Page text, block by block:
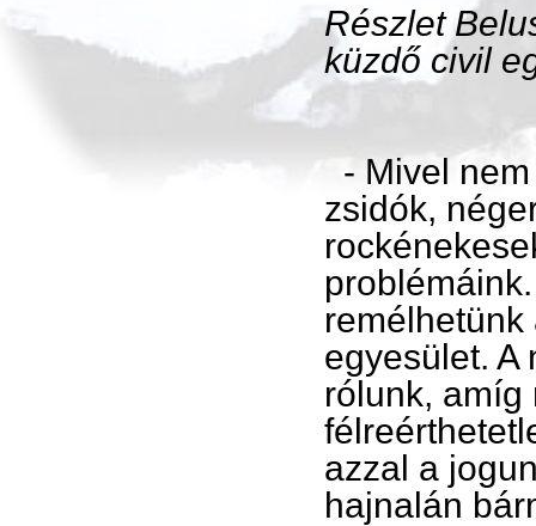
Részlet
küzdő civil
- Mivel
zsidók,
egyesület. A
rólunk, amíg
azzal a
hajnalán